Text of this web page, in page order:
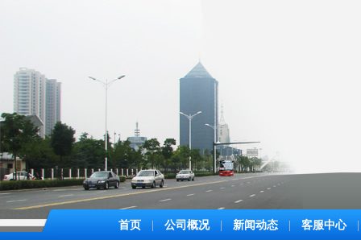
首页 公司概况 新闻动态 客服中心